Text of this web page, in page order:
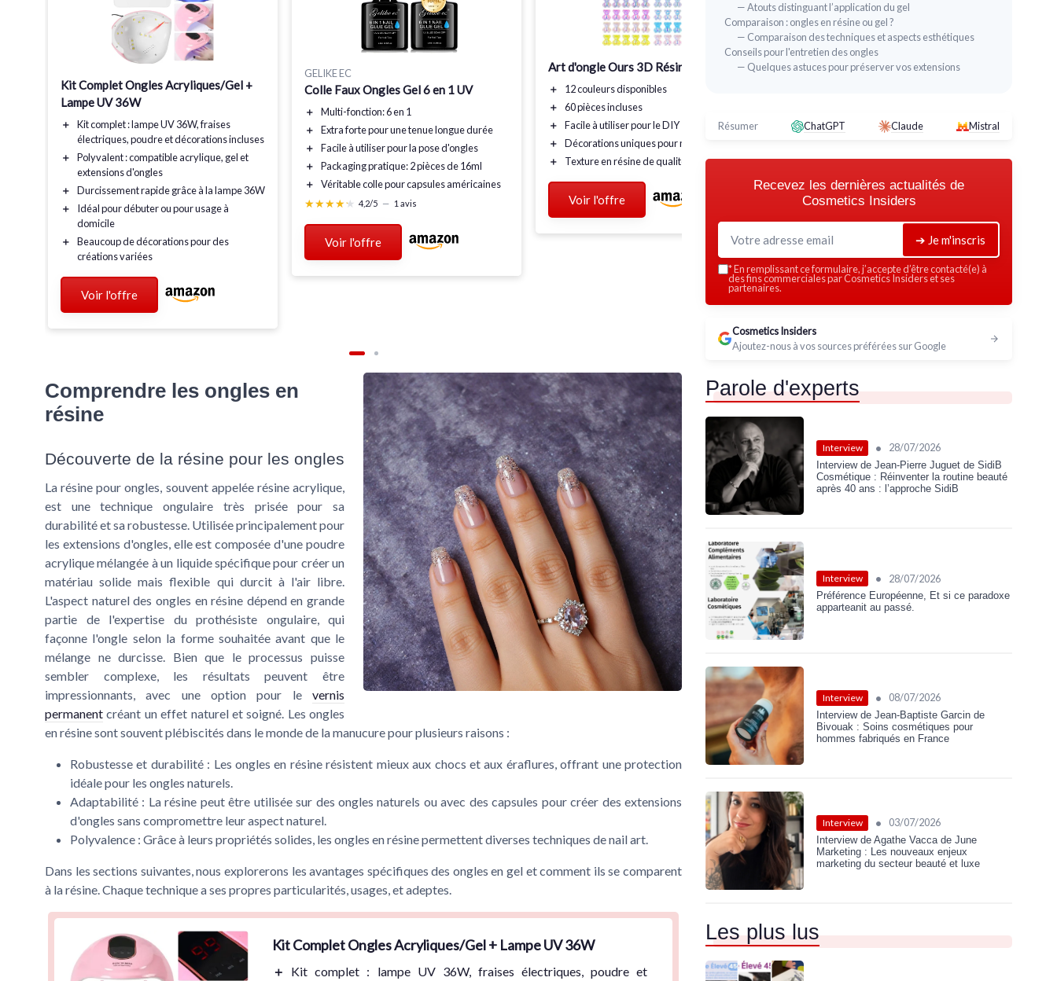
Kit Complet Ongles Acryliques/Gel +
Lampe UV 36W
＋ Kit complet: lampe UV 36W, fraises
électriques, poudre et décorations incluses
＋
Polyvalent: compatible acrylique, gel et
extensions d'ongles
＋
Durcissement rapidegrâce à la lampe 36W
＋
Idéal pour débuterou pour usage à
domicile
＋
Beaucoup de décorationspour des
créations variées
Voir l'offre
GELIKE EC
Colle Faux Ongles Gel 6 en 1 UV
＋ Multi-fonction: 6 en 1
＋
Extra fortepour une tenue longue durée
＋
Facile à utiliserpour la pose d'ongles
＋
Packaging pratique: 2 pièces de 16ml
＋
Véritablecolle pour capsules américaines
★★★★★
★★★★★ 4,2/5 — 1 avis
Voir l'offre
Art d'ongle Ours 3D Résine
＋ 12 couleursdisponibles
＋
60 piècesincluses
＋
Facile à utiliserpour le DIY
＋
Décorations uniquespour manucure
＋
Texture en résinede qualité
Voir l'offre
＋ Kit complet
: lampe UV 36W, fraises
＋ Polyvalent: compatible acrylique, gel et
＋
Durcissement rapidegrâce à la lampe 36W
Idéal pour débuterou pour usage à
domicile
＋ Beaucoup de décorationspour des
créations variées
Comprendre les ongles en
résine
Découverte de la résine pour les ongles
La résine pour ongles, souvent appelée résine acrylique,
est une technique ongulaire très prisée pour sa
durabilité et sa robustesse. Utilisée principalement pour
les extensions d'ongles, elle est composée d'une poudre
acrylique mélangée à un liquide spécifique pour créer un
matériau solide mais flexible qui durcit à l'air libre.
L'aspect naturel des ongles en résine dépend en grande
partie de l'expertise du prothésiste ongulaire, qui
façonne l'ongle selon la forme souhaitée avant que le
mélange ne durcisse. Bien que le processus puisse
sembler complexe, les résultats peuvent être
impressionnants, avec une option pour le vernis
permanent créant un effet naturel et soigné. Les ongles
en résine sont souvent plébiscités dans le monde de la manucure pour plusieurs raisons :
Robustesse et durabilité: Les ongles en résine résistent mieux aux chocs et aux éraflures, offrant une protection
idéale pour les ongles naturels.
Adaptabilité : La résine peut être utilisée sur des ongles naturels ou avec des capsules pour créer des extensions
d'ongles sans compromettre leur aspect naturel.
Polyvalence : Grâce à leurs propriétés solides, les ongles en résine permettent diverses techniques de nail art.
Dans les sections suivantes, nous explorerons les avantages spécifiques des ongles en gel et comment ils se comparent
à la résine. Chaque technique a ses propres particularités, usages, et adeptes.
Kit Complet Ongles Acryliques/Gel + Lampe UV 36W
＋ Kit complet : lampe UV 36W, fraises électriques, poudre et
— Atouts distinguant l’application du gel
Comparaison : ongles en résine ou gel ?
— Comparaison des techniques et aspects esthétiques
Conseils pour l'entretien des ongles
— Quelques astuces pour préserver vos extensions
Résumer ChatGPT Claude Mistral
Recevez les dernières actualités de
Cosmetics Insiders
➔ Je m'inscris
*En remplissant ce formulaire, j’accepte d’être contacté(e) à
des fins commerciales par Cosmetics Insiders et ses
partenaires.
Cosmetics Insiders
Ajoutez-nous à vos sources préférées sur Google
Parole d'experts
Interview • 28/07/2026
Interview de Jean-Pierre Juguet de SidiB
Cosmétique : Réinventer la routine beauté
après 40 ans : l’approche SidiB
Interview • 28/07/2026
Préférence Européenne, Et si ce paradoxe
apparteanit au passé.
Interview • 08/07/2026
Interview de Jean-Baptiste Garcin de
Bivouak : Soins cosmétiques pour
hommes fabriqués en France
Interview • 03/07/2026
Interview de Agathe Vacca de June
Marketing : Les nouveaux enjeux
marketing du secteur beauté et luxe
Les plus lus